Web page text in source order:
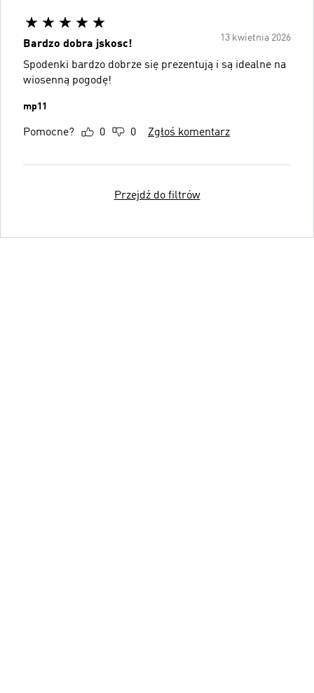
13 kwietnia 2026
Bardzo dobra jskosc!
Spodenki bardzo dobrze się prezentują i są idealne na
wiosenną pogodę!
mp11
Pomocne? 0 0 Zgłoś komentarz
Przejdź do filtrów